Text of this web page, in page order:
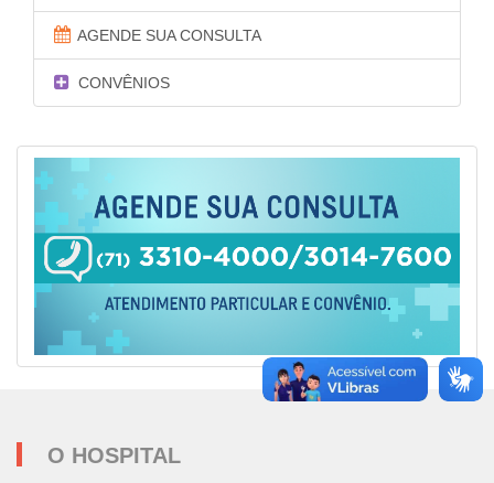
AGENDE SUA CONSULTA
CONVÊNIOS
O HOSPITAL